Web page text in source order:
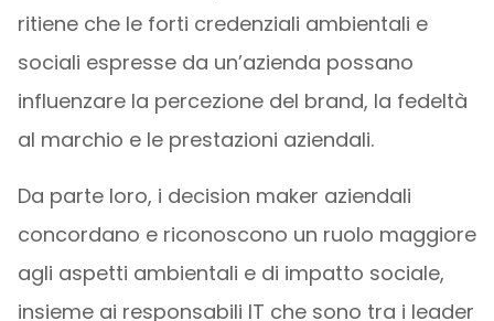
ritiene che le forti credenziali ambientali e
sociali espresse da un’azienda possano
influenzare la percezione del brand, la fedeltà
al marchio e le prestazioni aziendali.
Da parte loro, i decision maker aziendali
concordano e riconoscono un ruolo maggiore
agli aspetti ambientali e di impatto sociale,
insieme ai responsabili IT che sono tra i leader